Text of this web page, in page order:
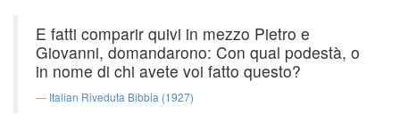
E fatti comparir quivi in mezzo Pietro e
Giovanni, domandarono: Con qual podestà, o
in nome di chi avete voi fatto questo?
Italian Riveduta Bibbia (1927)